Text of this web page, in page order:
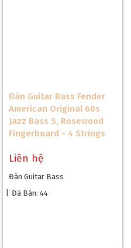
Đàn Guitar Bass Fender
American Original 60s
Jazz Bass S, Rosewood
Fingerboard - 4 Strings
Liên hệ
Đàn Guitar Bass
Đã Bán: 44